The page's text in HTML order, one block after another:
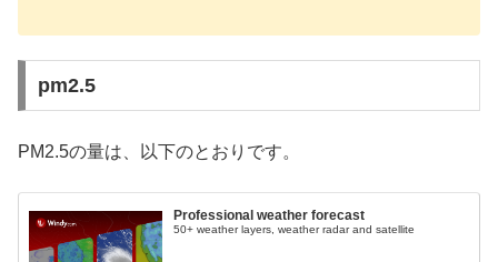
pm2.5
PM2.5の量は、以下のとおりです。
Professional weather forecast
50+ weather layers, weather radar and satellite